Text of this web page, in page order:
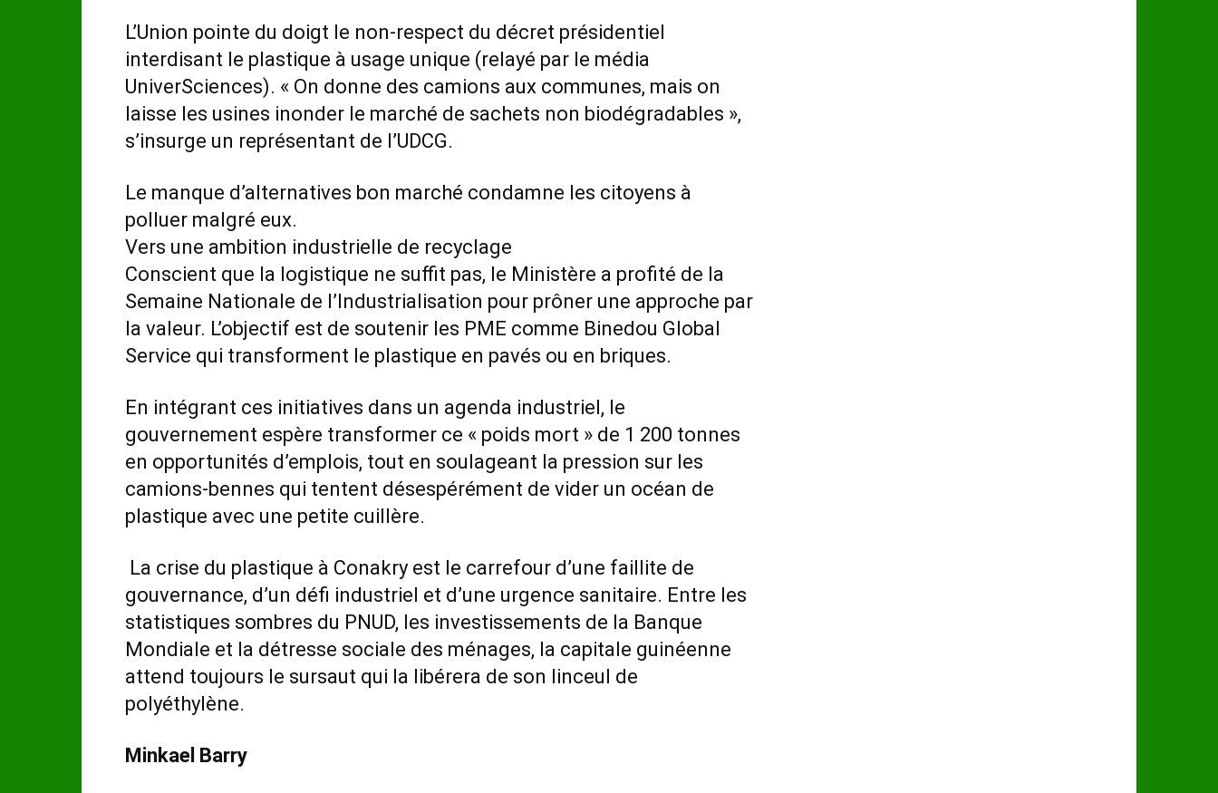
L’Union pointe du doigt le non-respect du décret présidentiel
interdisant le plastique à usage unique (relayé par le média
UniverSciences). « On donne des camions aux communes, mais on
laisse les usines inonder le marché de sachets non biodégradables »,
s’insurge un représentant de l’UDCG.
Le manque d’alternatives bon marché condamne les citoyens à
polluer malgré eux.
Vers une ambition industrielle de recyclage
Conscient que la logistique ne suffit pas, le Ministère a profité de la
Semaine Nationale de l’Industrialisation pour prôner une approche par
la valeur. L’objectif est de soutenir les PME comme Binedou Global
Service qui transforment le plastique en pavés ou en briques.
En intégrant ces initiatives dans un agenda industriel, le
gouvernement espère transformer ce « poids mort » de 1 200 tonnes
en opportunités d’emplois, tout en soulageant la pression sur les
camions-bennes qui tentent désespérément de vider un océan de
plastique avec une petite cuillère.
La crise du plastique à Conakry est le carrefour d’une faillite de
gouvernance, d’un défi industriel et d’une urgence sanitaire. Entre les
statistiques sombres du PNUD, les investissements de la Banque
Mondiale et la détresse sociale des ménages, la capitale guinéenne
attend toujours le sursaut qui la libérera de son linceul de
polyéthylène.
Minkael Barry